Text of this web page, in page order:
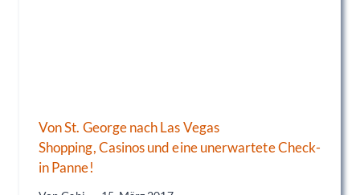
Von St. George nach Las Vegas
Shopping, Casinos und eine unerwartete Check-
in Panne!